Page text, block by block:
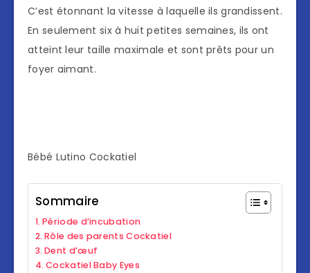
C’est étonnant la vitesse à laquelle ils grandissent.
En seulement six à huit petites semaines, ils ont
atteint leur taille maximale et sont prêts pour un
foyer aimant.
Bébé Lutino Cockatiel
Sommaire
Période d’incubation
Rôle des parents Cockatiel
Dent d’œuf
Cockatiel Baby Eyes